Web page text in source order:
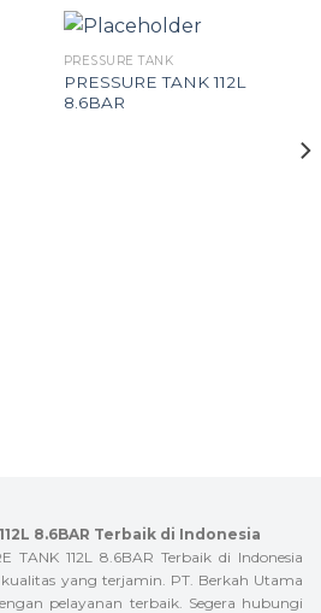
PRESSURE TANK
PRESSURE TANK 112L
8.6BAR
8.6BAR Terbaik di Indonesia
TANK 112L 8.6BAR Terbaik di Indonesia
yang terjamin. PT. Berkah Utama
pelayanan terbaik. Segera hubungi